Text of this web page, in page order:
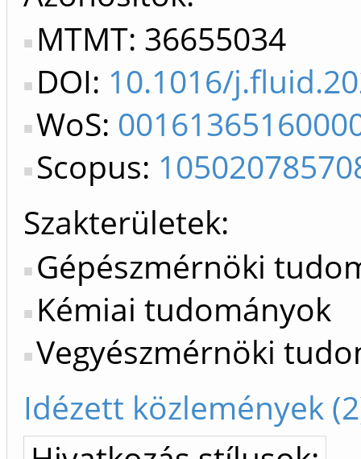
MTMT: 36655034
DOI: 10.1016/
WoS:
Scopus:
Szakterületek:
Gépészmérnöki
Kémiai tudományok
Vegyészmérnöki
Idézett közlemények